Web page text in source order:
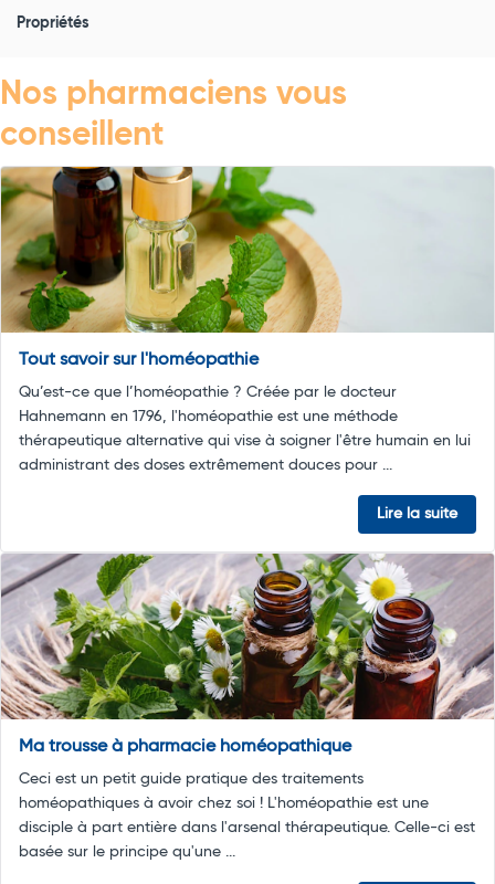
Propriétés
Nos pharmaciens vous
conseillent
Tout savoir sur l'homéopathie
Qu’est-ce que l’homéopathie ? Créée par le docteur
Hahnemann en 1796, l'homéopathie est une méthode
thérapeutique alternative qui vise à soigner l'être humain en lui
administrant des doses extrêmement douces pour ...
Lire la suite
Ma trousse à pharmacie homéopathique
Ceci est un petit guide pratique des traitements
homéopathiques à avoir chez soi ! L'homéopathie est une
disciple à part entière dans l'arsenal thérapeutique. Celle-ci est
basée sur le principe qu'une ...